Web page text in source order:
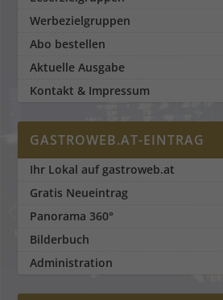
Werbezielgruppen
Abo bestellen
Aktuelle Ausgabe
Kontakt & Impressum
GASTROWEB.AT-EINTRAG
Ihr Lokal auf gastroweb.at
Gratis Neueintrag
Panorama 360°
Bilderbuch
Administration